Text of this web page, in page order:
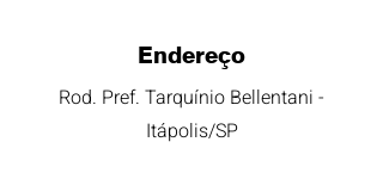
Endereço
Rod. Pref. Tarquínio Bellentani -
Itápolis/SP